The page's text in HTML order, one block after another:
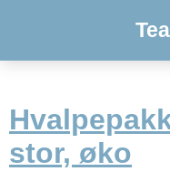
stor, øko